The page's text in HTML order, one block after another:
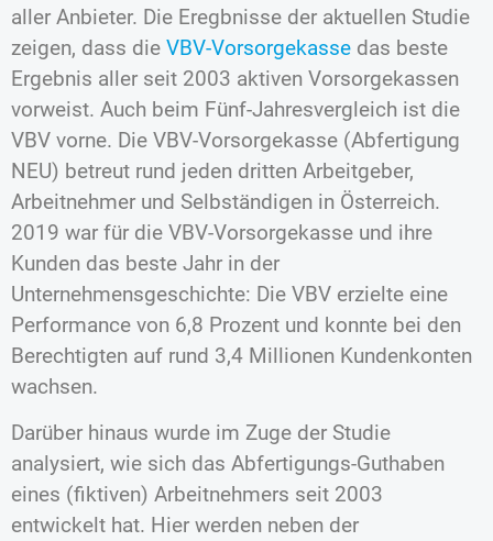
aller Anbieter. Die Eregbnisse der aktuellen Studie
zeigen, dass die VBV-Vorsorgekasse das beste
Ergebnis aller seit 2003 aktiven Vorsorgekassen
vorweist. Auch beim Fünf-Jahresvergleich ist die
VBV vorne. Die VBV-Vorsorgekasse (Abfertigung
NEU) betreut rund jeden dritten Arbeitgeber,
Arbeitnehmer und Selbständigen in Österreich.
2019 war für die VBV-Vorsorgekasse und ihre
Kunden das beste Jahr in der
Unternehmensgeschichte: Die VBV erzielte eine
Performance von 6,8 Prozent und konnte bei den
Berechtigten auf rund 3,4 Millionen Kundenkonten
wachsen.
Darüber hinaus wurde im Zuge der Studie
analysiert, wie sich das Abfertigungs-Guthaben
eines (fiktiven) Arbeitnehmers seit 2003
entwickelt hat. Hier werden neben der